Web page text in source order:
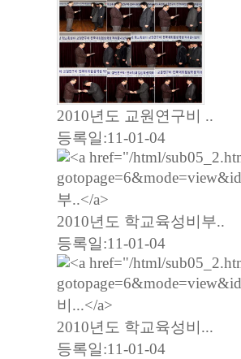
2010년도 교원연구비 ..
등록일:11-01-04
2010년도 학교육성비부..
등록일:11-01-04
2010년도 학교육성비...
등록일:11-01-04